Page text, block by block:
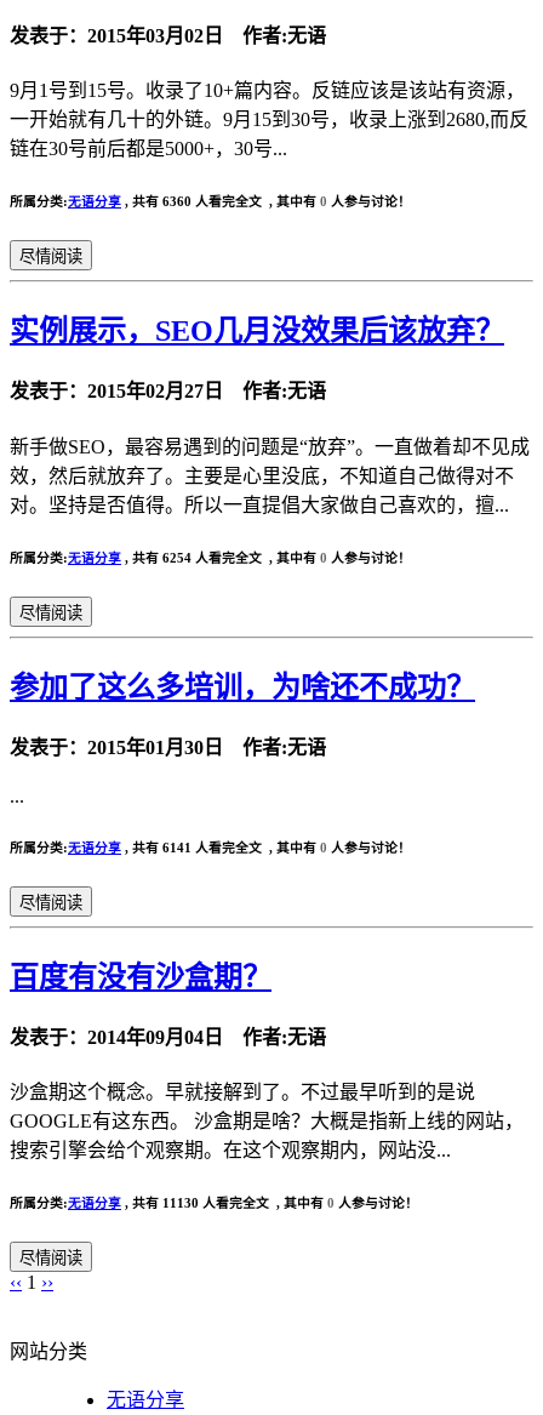
发表于：2015年03月02日 作者:无语
9月1号到15号。收录了10+篇内容。反链应该是该站有资源，
一开始就有几十的外链。9月15到30号，收录上涨到2680,而反
链在30号前后都是5000+，30号...
所属分类:无语分享 , 共有 6360 人看完全文 , 其中有 0 人参与讨论！
尽情阅读
实例展示，SEO几月没效果后该放弃？
发表于：2015年02月27日 作者:无语
新手做SEO，最容易遇到的问题是“放弃”。一直做着却不见成
效，然后就放弃了。主要是心里没底，不知道自己做得对不
对。坚持是否值得。所以一直提倡大家做自己喜欢的，擅...
所属分类:无语分享 , 共有 6254 人看完全文 , 其中有 0 人参与讨论！
尽情阅读
参加了这么多培训，为啥还不成功？
发表于：2015年01月30日 作者:无语
...
所属分类:无语分享 , 共有 6141 人看完全文 , 其中有 0 人参与讨论！
尽情阅读
百度有没有沙盒期？
发表于：2014年09月04日 作者:无语
沙盒期这个概念。早就接解到了。不过最早听到的是说
GOOGLE有这东西。 沙盒期是啥？大概是指新上线的网站，
搜索引擎会给个观察期。在这个观察期内，网站没...
所属分类:无语分享 , 共有 11130 人看完全文 , 其中有 0 人参与讨论！
尽情阅读
‹‹ 1 ››
网站分类
无语分享